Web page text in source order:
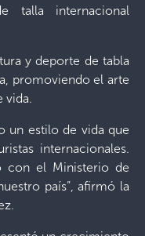
talla internacional
y deporte de tabla
promoviendo el arte
vida.
un estilo de vida que
internacionales.
con el Ministerio de
país”, afirmó la